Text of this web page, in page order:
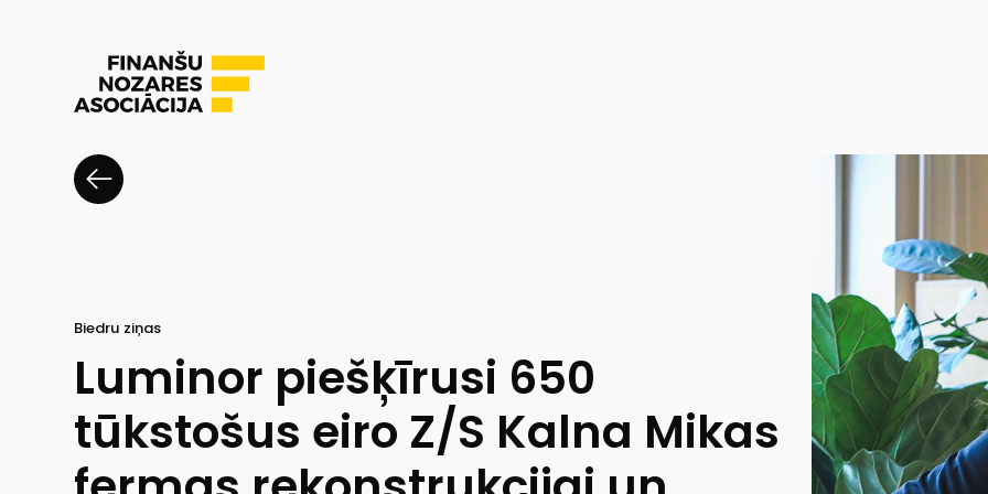
Biedru ziņas
Luminor piešķīrusi 650
tūkstošus eiro Z/S Kalna Mikas